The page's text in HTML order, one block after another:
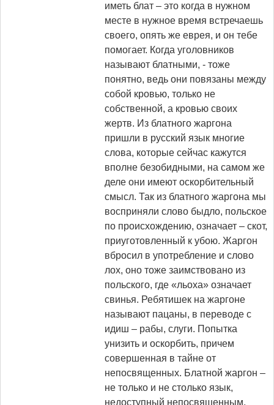
иметь блат – это когда в нужном
месте в нужное время встречаешь
своего, опять же еврея, и он тебе
помогает. Когда уголовников
называют блатными, - тоже
понятно, ведь они повязаны между
собой кровью, только не
собственной, а кровью своих
жертв. Из блатного жаргона
пришли в русский язык многие
слова, которые сейчас кажутся
вполне безобидными, на самом же
деле они имеют оскорбительный
смысл. Так из блатного жаргона мы
восприняли слово быдло, польское
по происхождению, означает – скот,
приуготовленный к убою. Жаргон
вбросил в употребление и слово
лох, оно тоже заимствовано из
польского, где «льоха» означает
свинья. Ребятишек на жаргоне
называют пацаны, в переводе с
идиш – рабы, слуги. Попытка
унизить и оскорбить, причем
совершенная в тайне от
непосвященных. Блатной жаргон –
не только и не столько язык,
недоступный непосвященным,